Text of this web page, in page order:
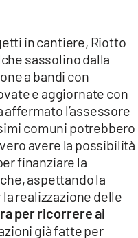
in cantiere, Riotto
sassolino dalla
a bandi con
e aggiornate con
affermato l’assessore
comuni potrebbero
avere la possibilità
finanziare la
aspettando la
realizzazione delle
per ricorrere ai
già fatte per